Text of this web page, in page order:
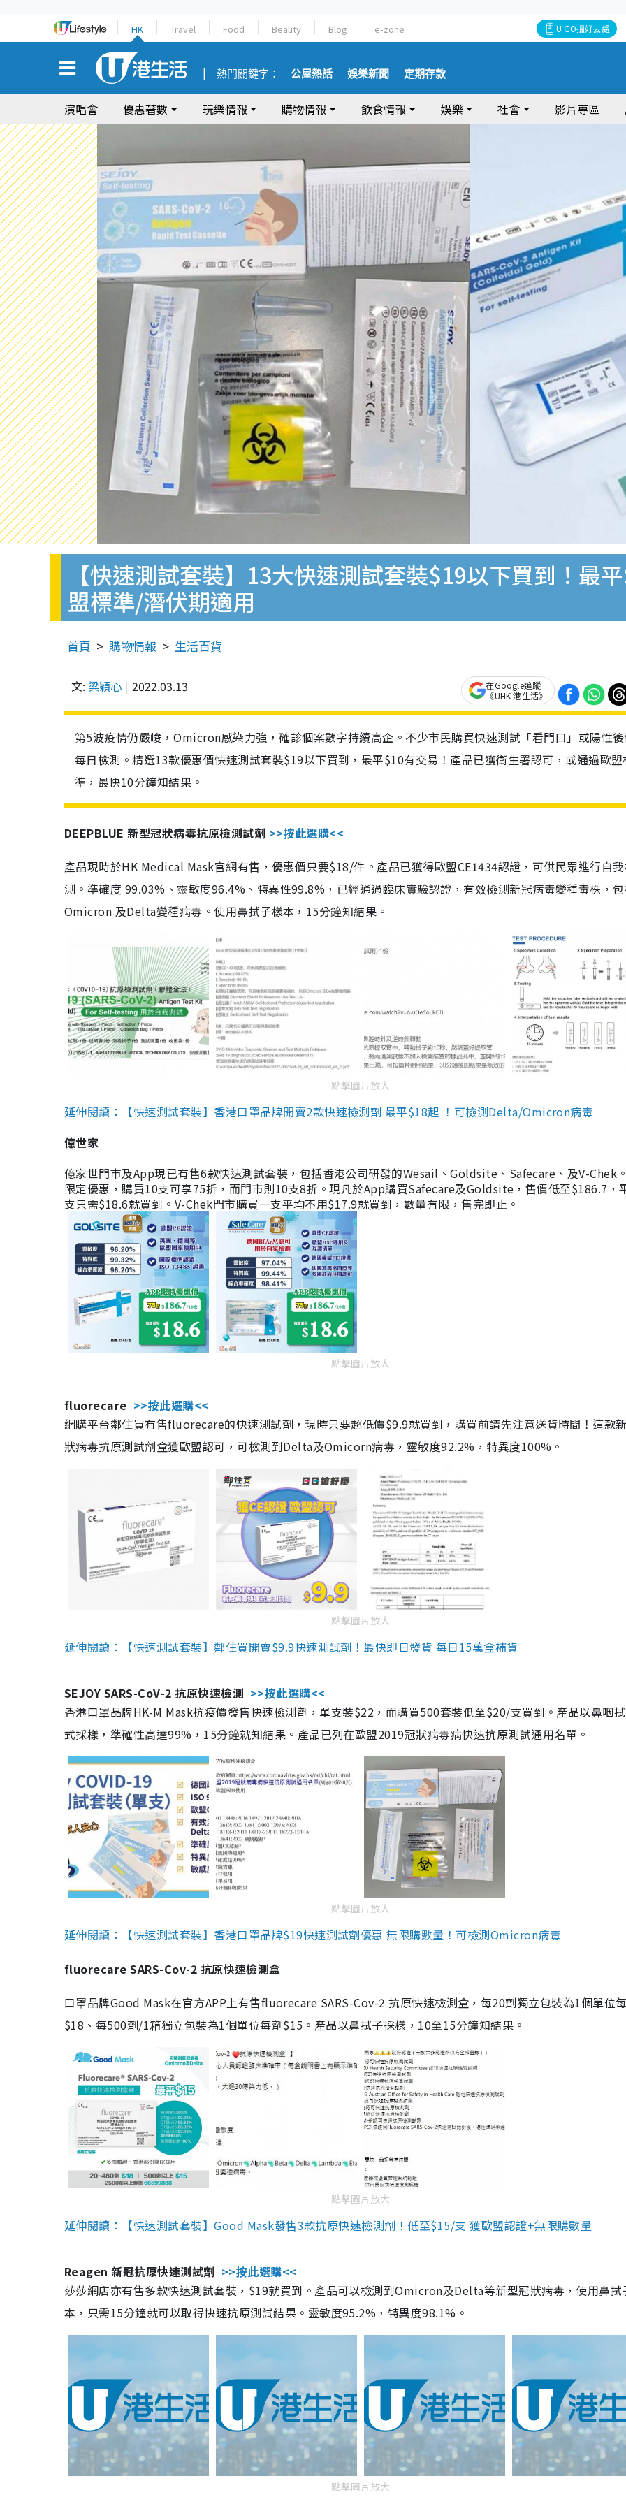
HK Travel Food Beauty Blog e-zone U GO搵好去處
熱門關鍵字： 公屋熱話 娛樂新聞 定期存款
演唱會 優惠著數 玩樂情報 購物情報 飲食情報 娛樂 社會 影片專區
【快速測試套裝】13大快速測試套裝$19以下買到！最
盟標準/潛伏期適用
首頁 購物情報 生活百貨
文: 梁穎心 2022.03.13
在Google追蹤
《UHK 港生活》
第5波疫情仍嚴峻，Omicron感染力強，確診個案數字持續高企。不少市民購買快速測試「看門口」或陽性
每日檢測。精選13款優惠價快速測試套裝$19以下買到，最平$10有交易！產品已獲衛生署認可，或通過歐盟
準，最快10分鐘知結果。
DEEPBLUE 新型冠狀病毒抗原檢測試劑 >>按此選購<<
產品現時於HK Medical Mask官網有售，優惠價只要$18/件。產品已獲得歐盟CE1434認證，可供民眾進行自
測。準確度 99.03%、靈敏度96.4%、特異性99.8%，已經通過臨床實驗認證，有效檢測新冠病毒變種毒株，
Omicron 及Delta變種病毒。使用鼻拭子樣本，15分鐘知結果。
點擊圖片放大
延伸閱讀：【快速測試套裝】香港口罩品牌開賣2款快速檢測劑 最平$18起 ！可檢測Delta/Omicron病毒
億世家
億家世門市及App現已有售6款快速測試套裝，包括香港公司研發的Wesail、Goldsite、Safecare、及V-Chek
限定優惠，購買10支可享75折，而門市則10支8折。現凡於App購買Safecare及Goldsite，售價低至$186.7，
支只需$18.6就買到。V-Chek門市購買一支平均不用$17.9就買到，數量有限，售完即止。
點擊圖片放大
fluorecare >>按此選購<<
網購平台鄰住買有售fluorecare的快速測試劑，現時只要超低價$9.9就買到，購買前請先注意送貨時間！這款
狀病毒抗原測試劑盒獲歐盟認可，可檢測到Delta及Omicorn病毒，靈敏度92.2%，特異度100%。
點擊圖片放大
延伸閱讀：【快速測試套裝】鄰住買開賣$9.9快速測試劑！最快即日發貨 每日15萬盒補貨
SEJOY SARS-CoV-2 抗原快速檢測 >>按此選購<<
香港口罩品牌HK-M Mask抗疫價發售快速檢測劑，單支裝$22，而購買500套裝低至$20/支買到。產品以鼻咽
式採樣，準確性高達99%，15分鐘就知結果。產品已列在歐盟2019冠狀病毒病快速抗原測試通用名單。
點擊圖片放大
延伸閱讀：【快速測試套裝】香港口罩品牌$19快速測試劑優惠 無限購數量！可檢測Omicron病毒
fluorecare SARS-Cov-2 抗原快速檢測盒
口罩品牌Good Mask在官方APP上有售fluorecare SARS-Cov-2 抗原快速檢測盒，每20劑獨立包裝為1個單位
$18、每500劑/1箱獨立包裝為1個單位每劑$15。產品以鼻拭子採樣，10至15分鐘知結果。
點擊圖片放大
延伸閱讀：【快速測試套裝】Good Mask發售3款抗原快速檢測劑！低至$15/支 獲歐盟認證+無限購數量
Reagen 新冠抗原快速測試劑 >>按此選購<<
莎莎網店亦有售多款快速測試套裝，$19就買到。產品可以檢測到Omicron及Delta等新型冠狀病毒，使用鼻拭
本，只需15分鐘就可以取得快速抗原測試結果。靈敏度95.2%，特異度98.1%。
點擊圖片放大